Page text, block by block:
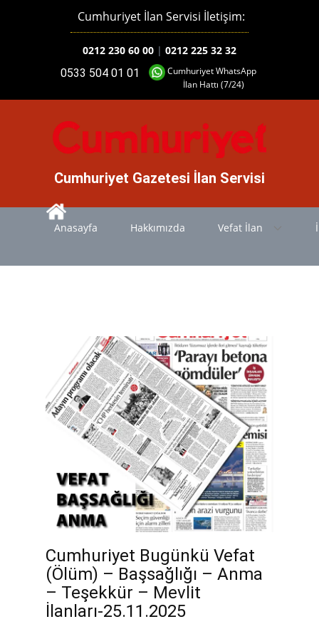
Cumhuriyet WhatsApp
İlan Hattı (7/24)
0533 504 01 01
Cumhuriyet İlan Servisi İletişim:
0212 230 60 00 | 0212 225 32 32
Cumhuriyet Gazetesi İlan Servisi
Anasayfa Hakkımızda Vefat İlan
Cumhuriyet Bugünkü Vefat
(Ölüm) – Başsağlığı – Anma
– Teşekkür – Mevlit
İlanları-25.11.2025